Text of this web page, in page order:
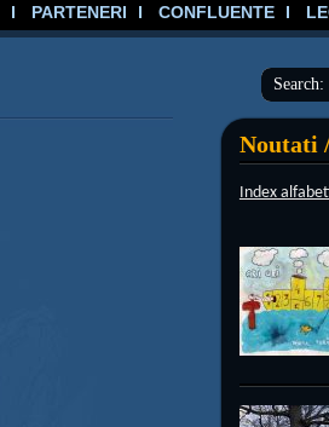
PARTENERI CONFLUENTE
Search:
Noutati
Index